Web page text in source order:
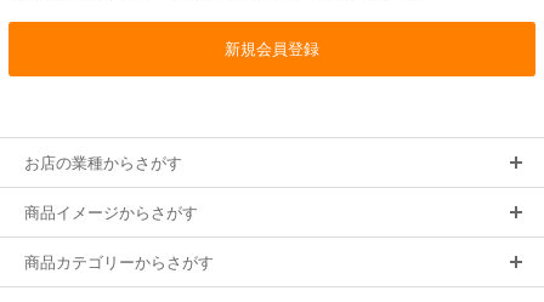
お店の業種からさがす
商品イメージからさがす
商品カテゴリーからさがす